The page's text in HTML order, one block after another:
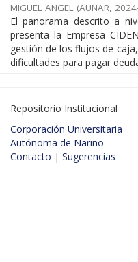
MIGUEL ANGEL (AUNAR,
El panorama descrito a
presenta la Empresa
gestión de los flujos de
dificultades para pagar
Repositorio Institucional
Corporación Universitaria
Autónoma de Nariño
Contacto | Sugerencias